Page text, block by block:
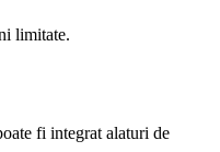
limitate.
fi integrat alaturi de